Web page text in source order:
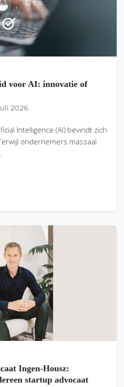
voor AI: innovatie of
2026
Intelligence (AI) bevindt zich
ondernemers massaal
Ingen-Housz:
startup advocaat